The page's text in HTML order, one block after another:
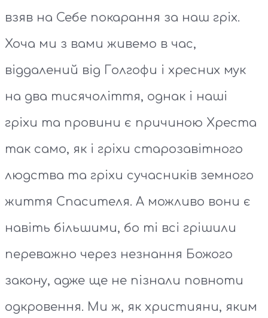
взяв на Себе покарання за наш гріх.
Хоча ми з вами живемо в час,
віддалений від Голгофи і хресних мук
на два тисячоліття, однак і наші
гріхи та провини є причиною Хреста
так само, як і гріхи старозавітного
людства та гріхи сучасників земного
життя Спасителя. А можливо вони є
навіть більшими, бо ті всі грішили
переважно через незнання Божого
закону, адже ще не пізнали повноти
одкровення. Ми ж, як християни, яким